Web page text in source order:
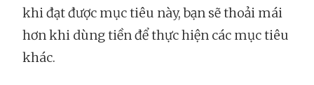
khi đạt được mục tiêu này, bạn sẽ thoải mái
hơn khi dùng tiền để thực hiện các mục tiêu
khác.